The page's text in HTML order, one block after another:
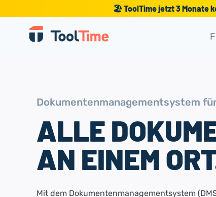
🏖️ ToolTime jetzt 3 Monate
Dokumentenmanagementsystem
ALLE
AN EINEM
Mit dem Dokumentenmanagementsystem